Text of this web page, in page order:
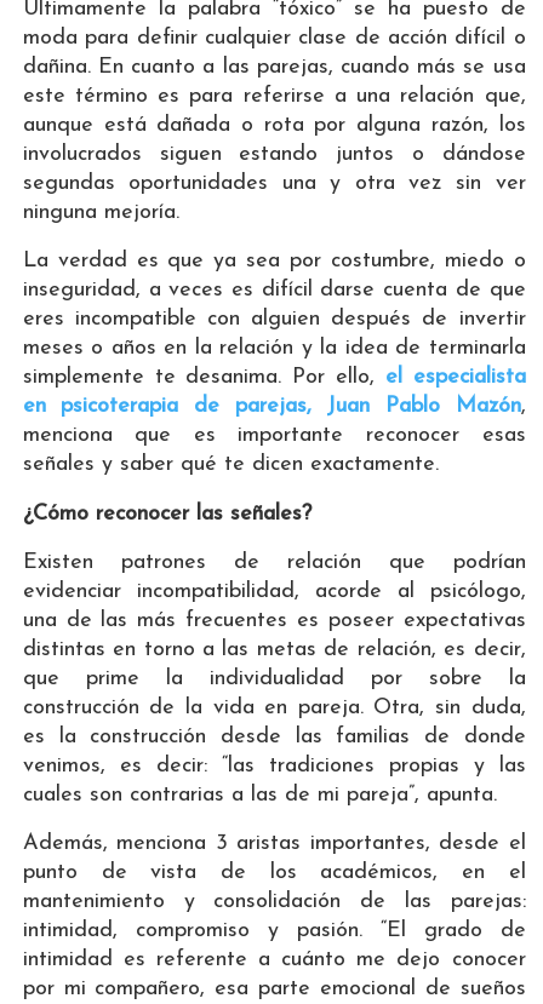
Últimamente la palabra “tóxico” se ha puesto de
moda para definir cualquier clase de acción difícil o
dañina. En cuanto a las parejas, cuando más se usa
este término es para referirse a una relación que,
aunque está dañada o rota por alguna razón, los
involucrados siguen estando juntos o dándose
segundas oportunidades una y otra vez sin ver
ninguna mejoría.
La verdad es que ya sea por costumbre, miedo o
inseguridad, a veces es difícil darse cuenta de que
eres incompatible con alguien después de invertir
meses o años en la relación y la idea de terminarla
simplemente te desanima. Por ello, el especialista
en psicoterapia de parejas, Juan Pablo Mazón,
menciona que es importante reconocer esas
señales y saber qué te dicen exactamente.
¿Cómo reconocer las señales?
Existen patrones de relación que podrían
evidenciar incompatibilidad, acorde al psicólogo,
una de las más frecuentes es poseer expectativas
distintas en torno a las metas de relación, es decir,
que prime la individualidad por sobre la
construcción de la vida en pareja. Otra, sin duda,
es la construcción desde las familias de donde
venimos, es decir: “las tradiciones propias y las
cuales son contrarias a las de mi pareja”, apunta.
Además, menciona 3 aristas importantes, desde el
punto de vista de los académicos, en el
mantenimiento y consolidación de las parejas:
intimidad, compromiso y pasión. “El grado de
intimidad es referente a cuánto me dejo conocer
por mi compañero, esa parte emocional de sueños